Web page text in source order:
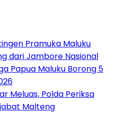
Pramuka Maluku
dari Jambore Nasional
Papua Maluku Borong 5
Meluas, Polda Periksa
Malteng